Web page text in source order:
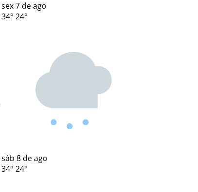
sex 7 de ago
34° 24°
sáb 8 de ago
34° 24°